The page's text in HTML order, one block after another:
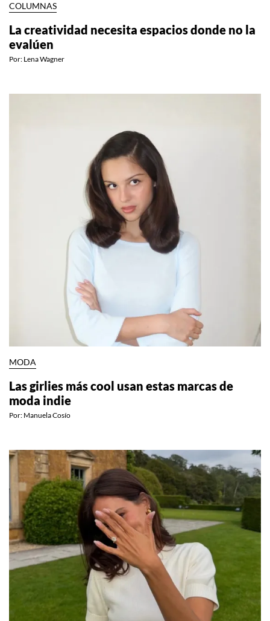
COLUMNAS
La creatividad necesita espacios donde no la
evalúen
Por: Lena Wagner
MODA
Las girlies más cool usan estas marcas de
moda indie
Por: Manuela Cosío